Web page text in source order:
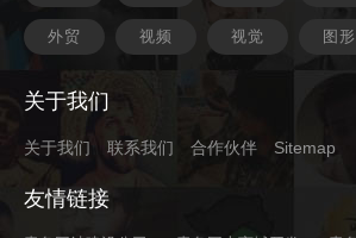
外贸 视频 视觉 图形
关于我们
关于我们 联系我们 合作伙伴 Sitemap
友情链接